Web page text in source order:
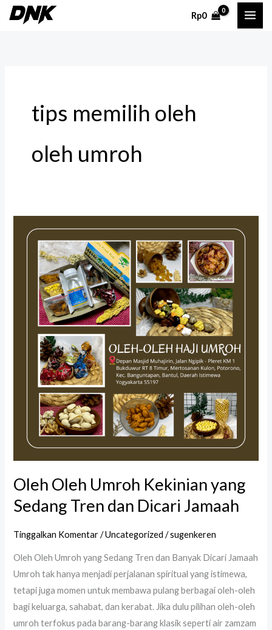
Lewati
Rp0
tips memilih oleh
oleh umroh
Oleh Oleh Umroh Kekinian yang
Sedang Tren dan Dicari Jamaah
Tinggalkan Komentar /Uncategorized /sugenkeren
Oleh Oleh Umroh yang Sedang Tren dan Banyak Dicari Jamaah
Umroh tak hanya menjadi perjalanan spiritual yang istimewa,
tetapi juga momen untuk membawa pulang berbagai oleh-oleh
bagi keluarga, sahabat, dan kerabat. Jika dulu pilihan oleh-oleh
umroh terfokus pada barang-barang klasik seperti air zamzam
Oleh
Umroh
Kekinian
Sedang
Jamaah